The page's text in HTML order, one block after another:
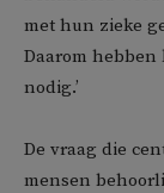
met hun zieke
Daarom
nodig.’
De vraag die
mensen